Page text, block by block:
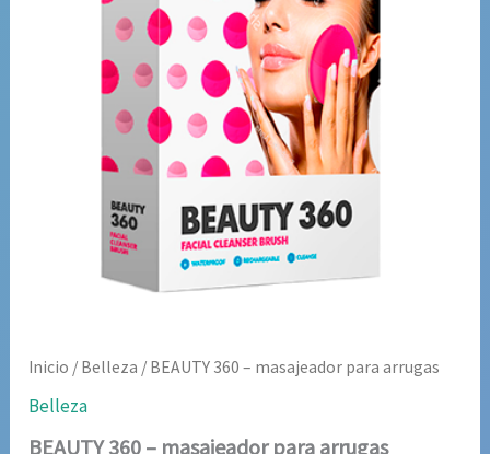
Inicio / Belleza / BEAUTY 360 – masajeador para arrugas
Belleza
BEAUTY 360 – masajeador para arrugas